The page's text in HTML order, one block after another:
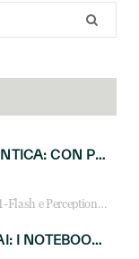
CYBERSECURITY AGENTICA: CON PERCEPTION E MAI-CYBER-1-FLASH MICROSOFT APRE NUOVI SERVIZI PER IL CANALE
Microsoft lancia MAI-Cyber-1-Flash e Perception: cybersecurity agentica in preview dal 3 novembre. Cosa cambia per MSP, system integrator e reseller.
HP ELITEBOOK CON AI: I NOTEBOOK BUSINESS INTELLIGENTI CHE TRASFORMANO PRODUTTIVITÀ, SICUREZZA E LAVORO IBRIDO